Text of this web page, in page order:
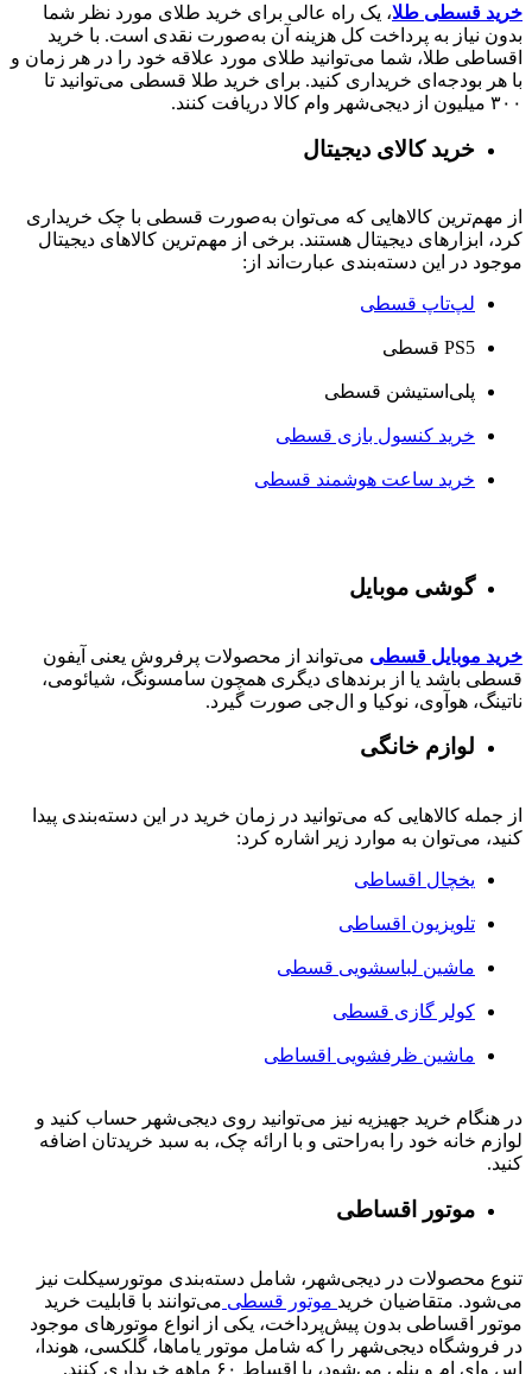
خرید قسطی طلا، یک راه عالی برای خرید طلای مورد نظر شما
بدون نیاز به پرداخت کل هزینه آن به‌صورت نقدی است. با خرید
اقساطی طلا، شما می‌توانید طلای مورد علاقه خود را در هر زمان و
با هر بودجه‌ای خریداری کنید. برای خرید طلا قسطی می‌توانید تا
۳۰۰ میلیون از دیجی‌شهر وام کالا دریافت کنند.
خرید کالای دیجیتال
از مهم‌ترین کالاهایی که می‌توان به‌صورت قسطی با چک خریداری
کرد، ابزارهای دیجیتال هستند. برخی از مهم‌ترین کالاهای دیجیتال
موجود در این دسته‌بندی عبارت‌اند از:
لپ‌تاپ قسطی
PS5 قسطی
پلی‌استیشن قسطی
خرید کنسول بازی قسطی
خرید ساعت هوشمند قسطی
گوشی موبایل
خرید موبایل قسطی می‌تواند از محصولات پرفروش یعنی آیفون
قسطی باشد یا از برندهای دیگری همچون سامسونگ، شیائومی،
ناتینگ، هوآوی، نوکیا و ال‌جی صورت گیرد.
لوازم خانگی
از جمله کالاهایی که می‌توانید در زمان خرید در این دسته‌بندی پیدا
کنید، می‌توان به موارد زیر اشاره کرد:
یخچال اقساطی
تلویزیون اقساطی
ماشین لباسشویی قسطی
کولر گازی قسطی
ماشین ظرفشویی اقساطی
در هنگام خرید جهیزیه نیز می‌توانید روی دیجی‌شهر حساب کنید و
لوازم خانه خود را به‌راحتی و با ارائه چک، به سبد خریدتان اضافه
کنید.
موتور اقساطی
تنوع محصولات در دیجی‌شهر، شامل دسته‌بندی موتورسیکلت نیز
می‌شود. متقاضیان خرید موتور قسطی می‌توانند با قابلیت خرید
موتور اقساطی بدون پیش‌پرداخت، یکی از انواع موتورهای موجود
در فروشگاه دیجی‌شهر را که شامل موتور یاماها، گلکسی، هوندا،
اس وای ام و بنلی می‌شود، با اقساط ۶۰ ماهه خریداری کنند.